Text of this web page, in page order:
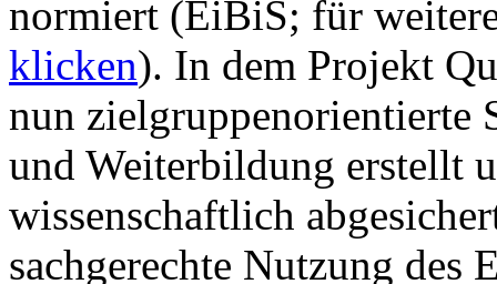
normiert (EiBiS; für
klicken). In dem Projekt
nun zielgruppenorientierte
und Weiterbildung erstellt
wissenschaftlich
sachgerechte Nutzung des